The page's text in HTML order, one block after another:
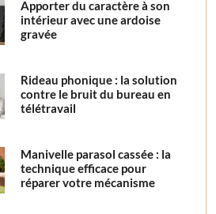
Apporter du caractère à son
intérieur avec une ardoise
gravée
Rideau phonique : la solution
contre le bruit du bureau en
télétravail
Manivelle parasol cassée : la
technique efficace pour
réparer votre mécanisme